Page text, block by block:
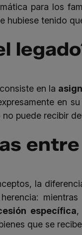
para los
hubiese tenido
en la
en
puede recibir
la
específica,
que se